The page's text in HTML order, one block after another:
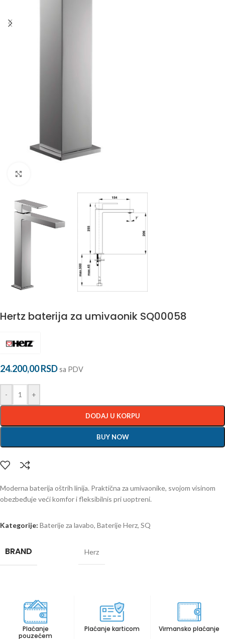
Hertz baterija za umivaonik SQ00058
24.200,00RSDsa PDV
- +
DODAJ U KORPU
BUY NOW
Moderna baterija oštrih linija. Praktična za umivaonike, svojom visinom
obezbeđuje veći komfor i fleksibilnis pri uoptreni.
Kategorije: Baterije za lavabo, Baterije Herz, SQ
BRAND Herz
Plaćanje
pouzećem
Plaćanje karticom Virmansko plaćanje